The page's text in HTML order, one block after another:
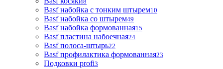
Basf набойка с тонким штырем10
Basf набойка со штырем49
Basf набойка формованная15
Basf пластина набоечная24
Basf полоса-штырь22
Basf профилактика формованная23
Подковки profi3